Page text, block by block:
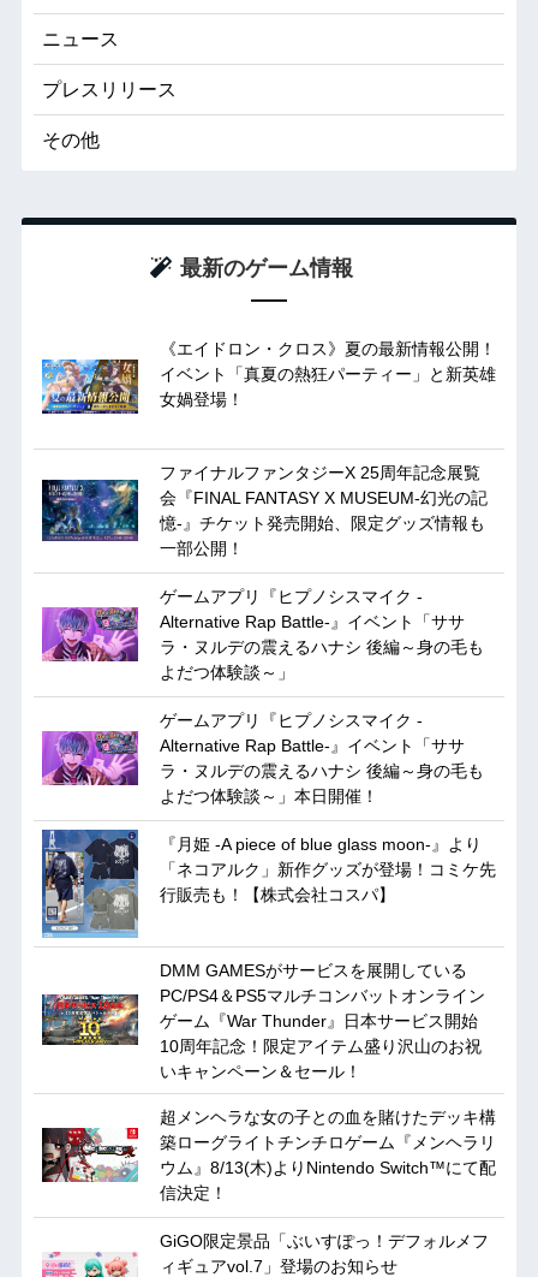
ニュース
プレスリリース
その他
最新のゲーム情報
《エイドロン・クロス》夏の最新情報公開！
イベント「真夏の熱狂パーティー」と新英雄
女媧登場！
ファイナルファンタジーX 25周年記念展覧
会『FINAL FANTASY X MUSEUM-幻光の記
憶-』チケット発売開始、限定グッズ情報も
一部公開！
ゲームアプリ『ヒプノシスマイク -
Alternative Rap Battle-』イベント「ササ
ラ・ヌルデの震えるハナシ 後編～身の毛も
よだつ体験談～」
ゲームアプリ『ヒプノシスマイク -
Alternative Rap Battle-』イベント「ササ
ラ・ヌルデの震えるハナシ 後編～身の毛も
よだつ体験談～」本日開催！
『月姫 -A piece of blue glass moon-』より
「ネコアルク」新作グッズが登場！コミケ先
行販売も！【株式会社コスパ】
DMM GAMESがサービスを展開している
PC/PS4＆PS5マルチコンバットオンライン
ゲーム『War Thunder』日本サービス開始
10周年記念！限定アイテム盛り沢山のお祝
いキャンペーン＆セール！
超メンヘラな女の子との血を賭けたデッキ構
築ローグライトチンチロゲーム『メンヘラリ
ウム』8/13(木)よりNintendo Switch™にて配
信決定！
GiGO限定景品「ぶいすぽっ！デフォルメフ
ィギュアvol.7」登場のお知らせ